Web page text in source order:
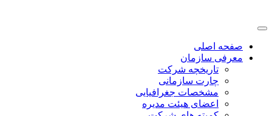
صفحه اصلی
معرفی سازمان
تاریخچه شرکت
چارت سازمانی
مشخصات جغرافیایی
اعضای هیئت مدیره